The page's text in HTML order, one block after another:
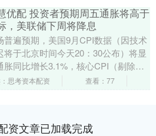
优配 投资者预期周五通胀将高于
，美联储下周将降息
普遍预期，美国9月CPI数据（因技术
将于北京时间今天20：30公布）将显
胀同比增长3.1%，核心CPI（剔除食
能源）同样为3.1%，继续高于美联....
思考资本配资 查看：77
资文章已加载完成